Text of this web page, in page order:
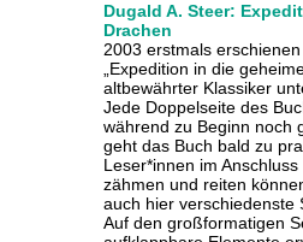
Dugald A. Steer:
Drachen
2003 erstmals
„Expedition in die
altbewährter Klassiker
Jede Doppelseite des
während zu Beginn noch
geht das Buch bald zu
Leser*innen im
zähmen und reiten
auch hier verschiedenste
Auf den großformatigen